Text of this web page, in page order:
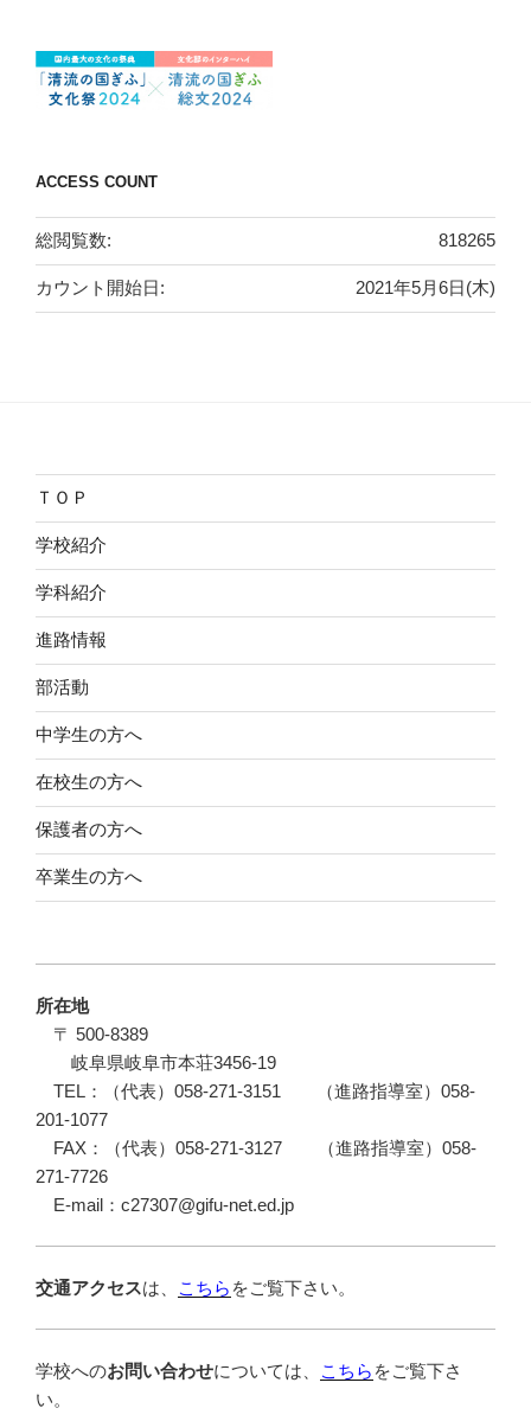
ACCESS COUNT
818265
総閲覧数:
2021年5月6日(木)
カウント開始日:
ＴＯＰ
学校紹介
学科紹介
進路情報
部活動
中学生の方へ
在校生の方へ
保護者の方へ
卒業生の方へ
所在地
〒 500-8389
岐阜県岐阜市本荘3456-19
TEL：（代表）058-271-3151 （進路指導室）058-
201-1077
FAX：（代表）058-271-3127 （進路指導室）058-
271-7726
E-mail：c27307@gifu-net.ed.jp
交通アクセスは、 こちら をご覧下さい。
学校へのお問い合わせについては、 こちら をご覧下さ
い。